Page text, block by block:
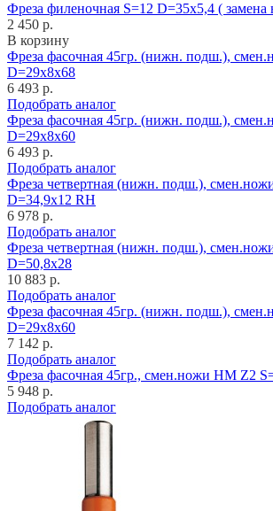
Фреза филеночная S=12 D=35x5,4 ( замена
2 450 р.
В корзину
Фреза фасочная 45гр. (нижн. подш.),
D=29x8x68
6 493 р.
Подобрать аналог
Фреза фасочная 45гр. (нижн. подш.),
D=29x8x60
6 493 р.
Подобрать аналог
Фреза четвертная (нижн. подш.),
D=34,9x12 RH
6 978 р.
Подобрать аналог
Фреза четвертная (нижн. подш.),
D=50,8x28
10 883 р.
Подобрать аналог
Фреза фасочная 45гр. (нижн. подш.),
D=29x8x60
7 142 р.
Подобрать аналог
Фреза фасочная 45гр., смен.ножи HM Z2
5 948 р.
Подобрать аналог